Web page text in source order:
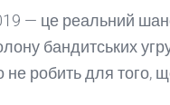
— це реальний
бандитських
не робить для того,